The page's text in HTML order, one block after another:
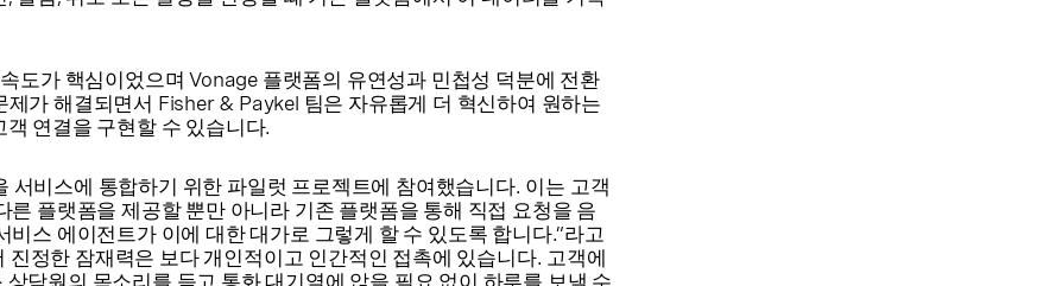
도가 핵심이었으며 Vonage 플랫폼의 유연성과 민첩성 덕분에 전환
제가 해결되면서 Fisher & Paykel 팀은 자유롭게 더 혁신하여 원하는
연결을 구현할 수 있습니다.
서비스에 통합하기 위한 파일럿 프로젝트에 참여했습니다. 이는 고객
른 플랫폼을 제공할 뿐만 아니라 기존 플랫폼을 통해 직접 요청을 음
비스 에이전트가 이에 대한 대가로 그렇게 할 수 있도록 합니다.”라고
정한 잠재력은 보다 개인적이고 인간적인 접촉에 있습니다. 고객에
담원의 목소리를 듣고 통화 대기열에 앉을 필요 없이 하루를 보낼 수